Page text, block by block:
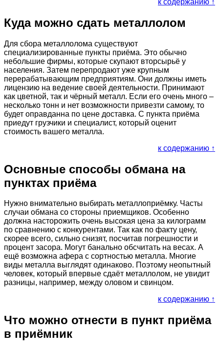
Куда можно сдать металлолом
Для сбора металлолома существуют
специализированные пункты приёма. Это обычно
небольшие фирмы, которые скупают вторсырьё у
населения. Затем перепродают уже крупным
перерабатывающим предприятиям. Они должны иметь
лицензию на ведение своей деятельности. Принимают
как цветной, так и чёрный металл. Если его очень много –
несколько тонн и нет возможности привезти самому, то
будет оправданна по цене доставка. С пункта приёма
приедут грузчики и специалист, который оценит
стоимость вашего металла.
к содержанию ↑
Основные способы обмана на
пунктах приёма
Нужно внимательно выбирать металлоприёмку. Часты
случаи обмана со стороны приемщиков. Особенно
должна насторожить очень высокая цена за килограмм
по сравнению с конкурентами. Так как по факту цену,
скорее всего, сильно снизят, посчитав погрешности и
процент засора. Могут банально обсчитать на весах. А
ещё возможна афера с сортностью металла. Многие
виды металла выглядят одинаково. Поэтому неопытный
человек, который впервые сдаёт металлолом, не увидит
разницы, например, между оловом и свинцом.
к содержанию ↑
Что можно отнести в пункт приёма
в приёмник